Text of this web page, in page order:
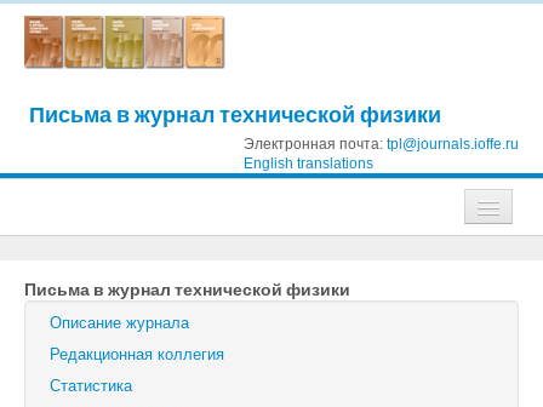
Письма в журнал технической физики
Электронная почта: tpl@journals.ioffe.ru
English translations
Журнал технической физики
Письма в Журнал технической физики
Физика твердого тела
Письма в журнал технической физики
Описание журнала
Редакционная коллегия
Статистика